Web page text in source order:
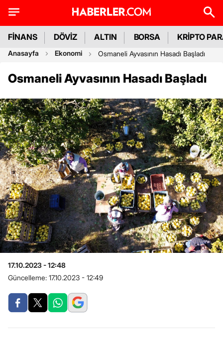
FİNANS DÖVİZ ALTIN BORSA KRİPTO
Anasayfa Ekonomi Osmaneli Ayvasının Hasadı Başladı
Osmaneli Ayvasının Hasadı Başladı
17.10.2023 - 12:48
Güncelleme: 17.10.2023 - 12:49